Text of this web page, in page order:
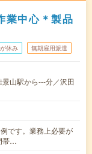
業中心＊製品
休み 無期雇用派遣
山駅から---分／沢田
です。業務上必要が
帯…